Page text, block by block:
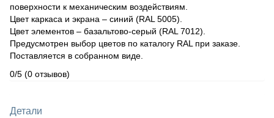
поверхности к механическим воздействиям.
Цвет каркаса и экрана – синий (RAL 5005).
Цвет элементов – базальтово-серый (RAL 7012).
Предусмотрен выбор цветов по каталогу RAL при заказе.
Поставляется в собранном виде.
0/5 (0 отзывов)
Детали